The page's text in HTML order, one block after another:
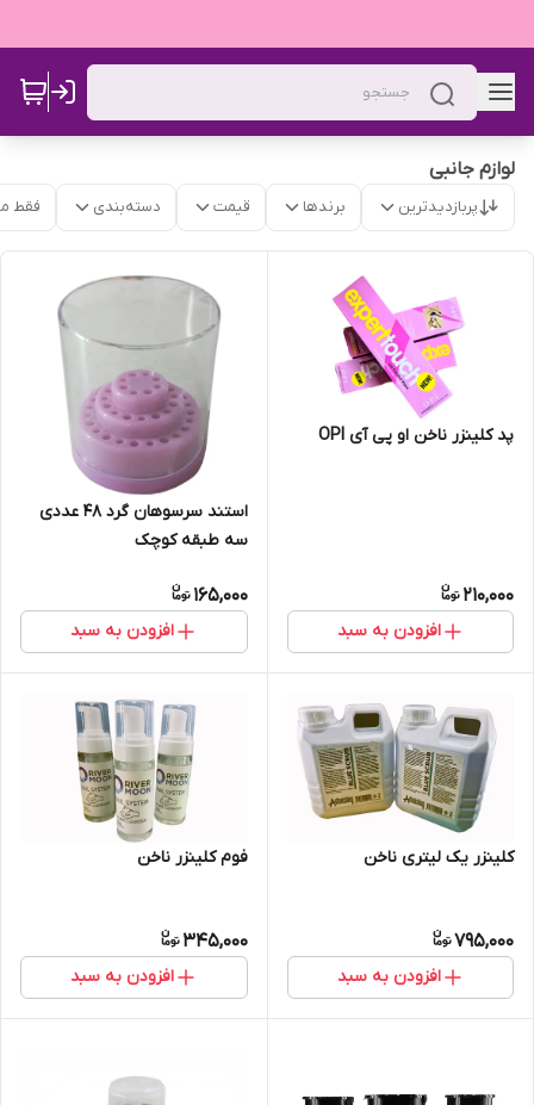
لوازم جانبی
پربازدیدترین برندها قیمت دسته‌بندی فقط
پد کلینزر ناخن او پی آی OPI
210,000
افزودن به سبد
استند سرسوهان گرد 48 عددی
سه طبقه کوچک
165,000
افزودن به سبد
کلینزر یک لیتری ناخن
795,000
افزودن به سبد
فوم کلینزر ناخن
345,000
افزودن به سبد